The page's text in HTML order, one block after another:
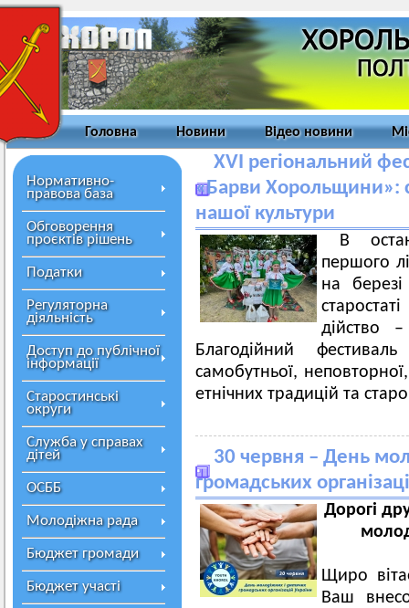
Головна Новини Відео новини
Нормативно-
правова база
Обговорення
проєктів рішень
Податки
Регуляторна
діяльність
Доступ до публічної
інформації
Старостинські
округи
Служба у справах
дітей
ОСББ
Молодіжна рада
Бюджет громади
Бюджет участі
XVI регіональний
«Барви Хорольщини»:
нашої культури
В
першого
на
дійство
Благодійний
самобутньої, неповторної,
етнічних традицій та
30 червня – День
громадських
Дорогі
Щиро
Ваш